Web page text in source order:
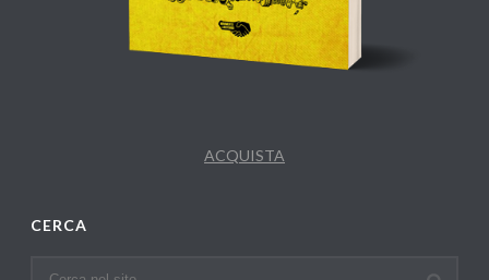
ACQUISTA
CERCA